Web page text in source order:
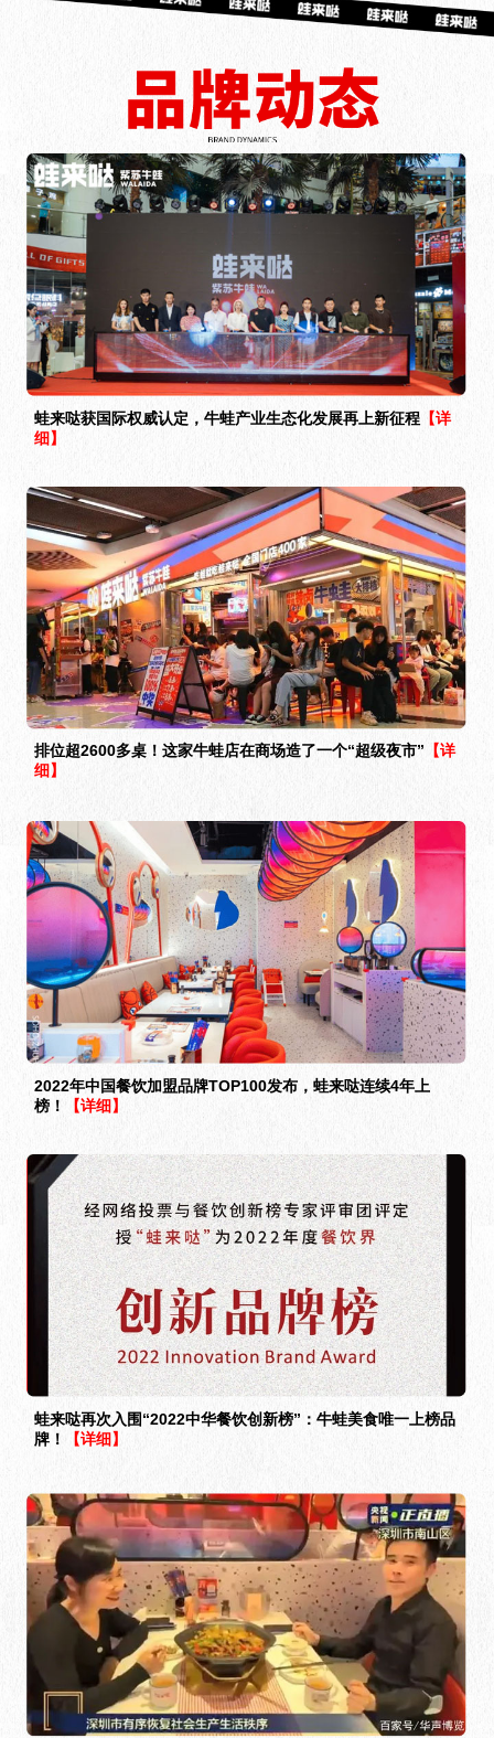
蛙来哒获国际权威认定，牛蛙产业生态化发展再上新征程 【详
细】
排位超2600多桌！这家牛蛙店在商场造了一个“超级夜市” 【详
细】
2022年中国餐饮加盟品牌TOP100发布，蛙来哒连续4年上
榜！
【详细】
蛙来哒再次入围“2022中华餐饮创新榜”：牛蛙美食唯一上榜品
牌！
【详细】